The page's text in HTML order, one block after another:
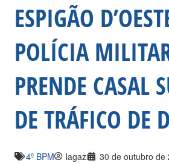
ESPIGÃO
POLÍCIA
PRENDE CASAL
DE TRÁFICO DE
4º BPM lagazi 30 de outubro de